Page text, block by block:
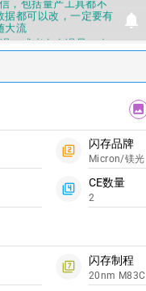
，包括量产工具都不
据都可以改，一定要有
大流
，或者存在误导，欢
尽量维护最正确的
技术规格和量产工具标
载量产工具，过分了
有数据仅供参考，DIY
任何第三方工具提供的
，包括量产工具都不
流
，或者存在误导，欢
尽量维护最正确的
术规格和量产工具标
，快点击下载吧
notifications
image
filter_2
闪存品牌
Micron/镁光
filter_4
CE数量
2
filter_7
闪存制程
20nm M83C